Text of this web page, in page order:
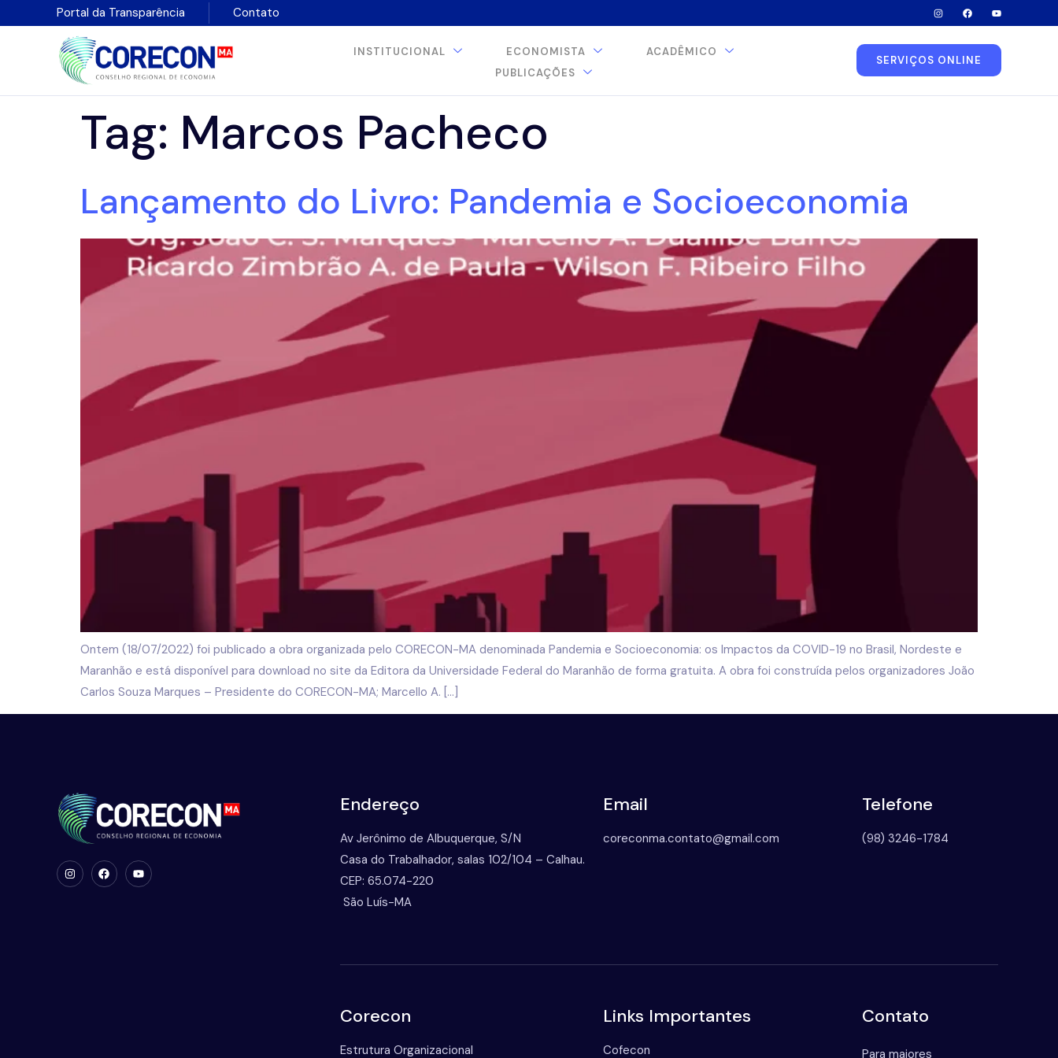
Portal da Transparência Contato
INSTITUCIONAL ECONOMISTA
ACADÊMICO
PUBLICAÇÕES
SERVIÇOS ONLINE
Tag: Marcos Pacheco
Lançamento do Livro: Pandemia e Socioeconomia
Ontem (18/07/2022) foi publicado a obra organizada pelo CORECON-MA denominada Pandemia e Socioeconomia: os Impactos da COVID-19 no Brasil, Nordeste e
Maranhão e está disponível para download no site da Editora da Universidade Federal do Maranhão de forma gratuita. A obra foi construída pelos organizadores João
Carlos Souza Marques – Presidente do CORECON-MA; Marcello A. […]
Endereço
Av Jerônimo de Albuquerque, S/N
Casa do Trabalhador, salas 102/104 – Calhau.
CEP: 65.074-220
São Luís-MA
Email
coreconma.contato@gmail.com
Telefone
(98) 3246-1784
Corecon
Estrutura Organizacional
Links Importantes
Cofecon
Contato
Para maiores